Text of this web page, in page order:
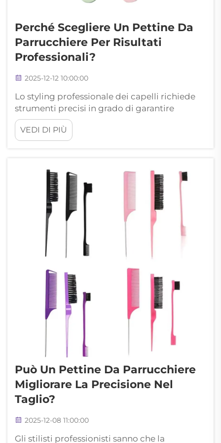
Perché Scegliere Un Pettine Da
Parrucchiere Per Risultati
Professionali?
2025-12-12 10:00:00
Lo styling professionale dei capelli richiede
strumenti precisi in grado di garantire
risultati costanti, e la scelta del giusto pettine
da parrucchiere fa tutta la differenza per
ottenere finiture di qualità salon. I moderni
incorporano materiali avanzati...
VEDI DI PIÙ
Può Un Pettine Da Parrucchiere
Migliorare La Precisione Nel
Taglio?
2025-12-08 11:00:00
Gli stilisti professionisti sanno che la